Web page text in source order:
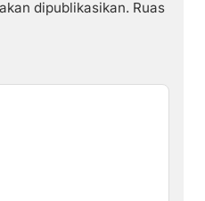
dipublikasikan. Ruas